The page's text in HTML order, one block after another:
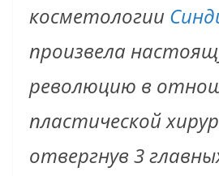
косметологии
произвела
революцию в
пластической
отвергнув 3